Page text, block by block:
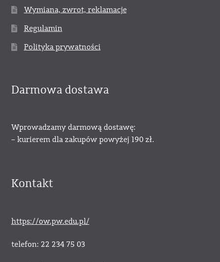
Wymiana, zwrot, reklamacje
Regulamin
Polityka prywatności
Darmowa dostawa
Wprowadzamy darmową dostawę:
– kurierem dla zakupów powyżej 190 zł.
Kontakt
https://ow.pw.edu.pl/
telefon: 22 234 75 03